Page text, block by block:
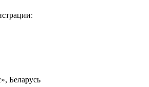
Беларусь